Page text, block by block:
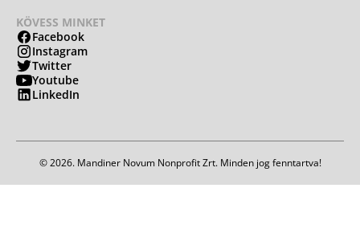
KÖVESS MINKET
Facebook
Instagram
Twitter
Youtube
LinkedIn
© 2026. Mandiner Novum Nonprofit Zrt. Minden jog fenntartva!